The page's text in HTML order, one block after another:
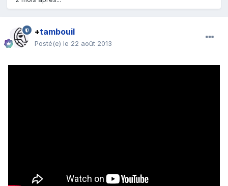
+tambouil
Posté(e) le 22 août 2013